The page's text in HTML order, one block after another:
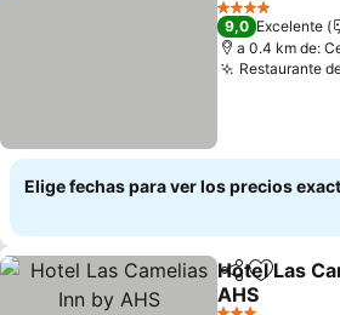
4 Estrellas
9,0 Excelente
a 0.4 km de:
Restaurante
Elige fechas para ver los precios
Compartir
Hotel Las
AHS